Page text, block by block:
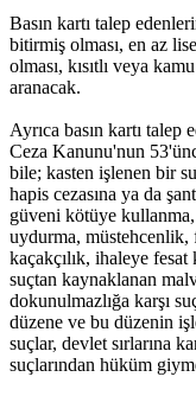
Basın kartı talep
bitirmiş olması, en az
olması, kısıtlı veya
aranacak.
Ayrıca basın kartı
Ceza Kanunu'nun
bile; kasten işlenen bir
hapis cezasına ya da
güveni kötüye
uydurma,
kaçakçılık, ihaleye fesat
suçtan kaynaklanan
dokunulmazlığa karşı
düzene ve bu düzenin
suçlar, devlet sırlarına
suçlarından hüküm